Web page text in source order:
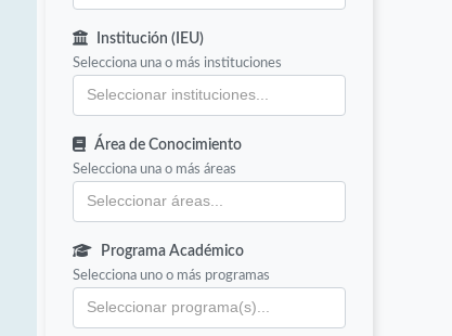
Institución (IEU)
Selecciona una o más instituciones
Área de Conocimiento
Selecciona una o más áreas
Programa Académico
Selecciona uno o más programas